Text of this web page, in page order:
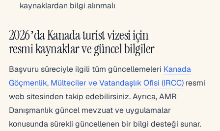
kaynaklardan bilgi alınmalı
2026’da Kanada turist vizesi için
resmi kaynaklar ve güncel bilgiler
Başvuru süreciyle ilgili tüm güncellemeleri Kanada
Göçmenlik, Mülteciler ve Vatandaşlık Ofisi (IRCC) resmi
web sitesinden takip edebilirsiniz. Ayrıca, AMR
Danışmanlık güncel mevzuat ve uygulamalar
konusunda sürekli güncellenen bir bilgi desteği sunar.